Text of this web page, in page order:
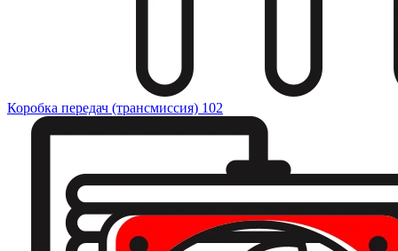
Коробка передач (трансмиссия) 102